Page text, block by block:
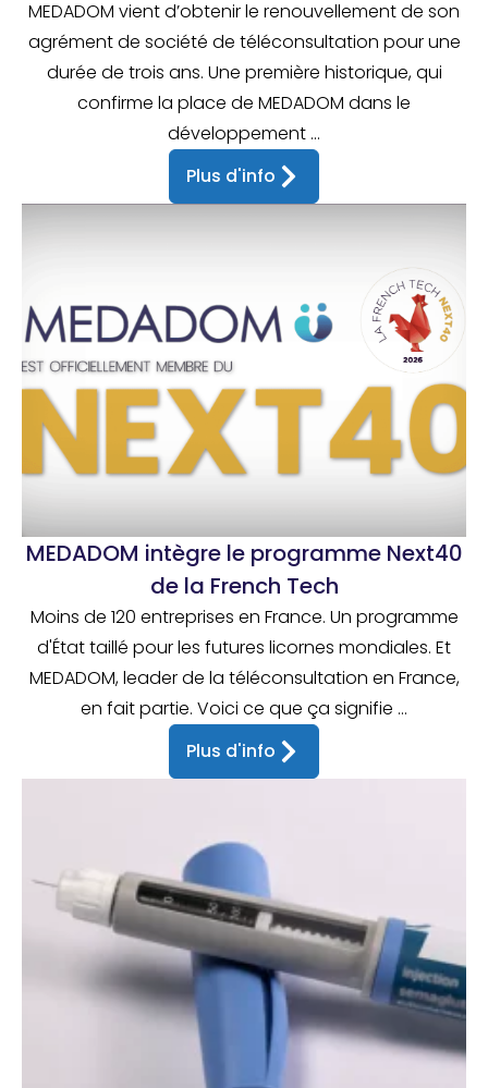
MEDADOM vient d’obtenir le renouvellement de son
agrément de société de téléconsultation pour une
durée de trois ans. Une première historique, qui
confirme la place de MEDADOM dans le
développement ...
Plus d'info
MEDADOM intègre le programme Next40
de la French Tech
Moins de 120 entreprises en France. Un programme
d'État taillé pour les futures licornes mondiales. Et
MEDADOM, leader de la téléconsultation en France,
en fait partie. Voici ce que ça signifie ...
Plus d'info